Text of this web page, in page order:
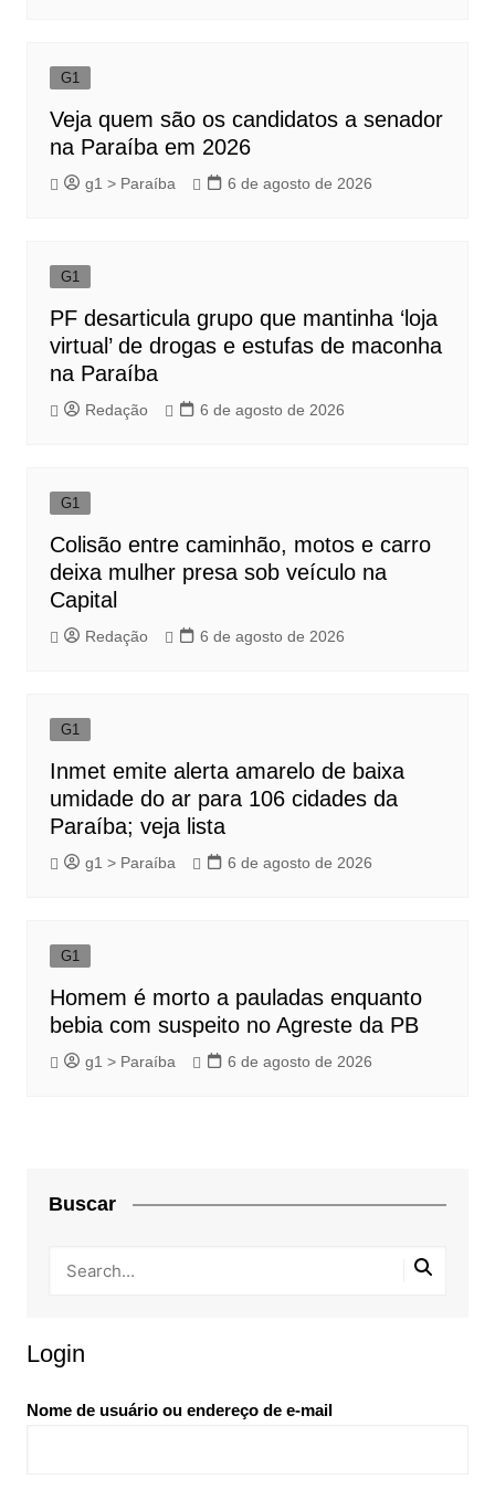
G1
Veja quem são os candidatos a senador
na Paraíba em 2026
g1 > Paraíba 6 de agosto de 2026
G1
PF desarticula grupo que mantinha ‘loja
virtual’ de drogas e estufas de maconha
na Paraíba
Redação 6 de agosto de 2026
G1
Colisão entre caminhão, motos e carro
deixa mulher presa sob veículo na
Capital
Redação 6 de agosto de 2026
G1
Inmet emite alerta amarelo de baixa
umidade do ar para 106 cidades da
Paraíba; veja lista
g1 > Paraíba 6 de agosto de 2026
G1
Homem é morto a pauladas enquanto
bebia com suspeito no Agreste da PB
g1 > Paraíba 6 de agosto de 2026
Buscar
Login
Nome de usuário ou endereço de e-mail